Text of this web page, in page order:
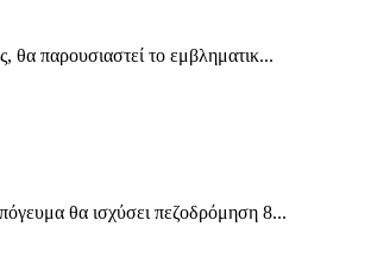
παρουσιαστεί το εμβληματικ...
θα ισχύσει πεζοδρόμηση 8...